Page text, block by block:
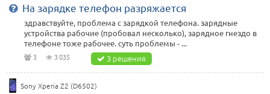
На зарядке телефон разряжается
здравствуйте, проблема с зарядкой телефона. зарядные
устройства рабочие (пробовал несколько), зарядное гнездо в
телефоне тоже рабочее. суть проблемы - ...
3 3 035 3 решения
Sony Xperia Z2 (D6502)